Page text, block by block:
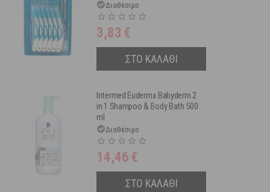
Διαθέσιμο
3,83 €
ΣΤΟ ΚΑΛΑΘΙ
Intermed Euderma Babyderm 2
in 1 Shampoo & Body Bath 500
ml
Διαθέσιμο
14,46 €
ΣΤΟ ΚΑΛΑΘΙ